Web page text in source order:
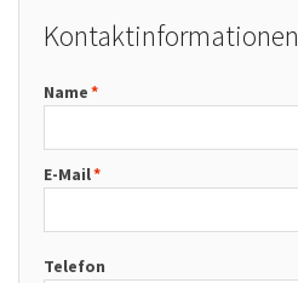
Kontaktinformationen
*
Name
*
E-Mail
Telefon